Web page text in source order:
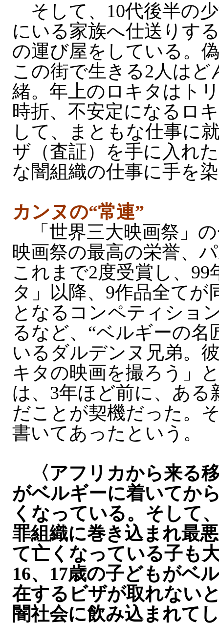
そして、10代後半の
にいる家族へ仕送りす
の運び屋をしている。
この街で生きる2人は
緒。年上のロキタはト
時折、不安定になるロ
して、まともな仕事に
ザ（査証）を手に入れ
な闇組織の仕事に手を
カンヌの“常連”
「世界三大映画祭」
映画祭の最高の栄誉、
これまで2度受賞し、99
タ」以降、9作品全てが
となるコンペティショ
るなど、“ベルギーの名
いるダルデンヌ兄弟。
キタの映画を撮ろう」
は、3年ほど前に、ある
だことが契機だった。
書いてあったという。
〈アフリカから来る
がベルギーに着いてか
くなっている。そして
罪組織に巻き込まれ最
て亡くなっている子も
16、17歳の子どもがベ
在するビザが取れない
闇社会に飲み込まれて